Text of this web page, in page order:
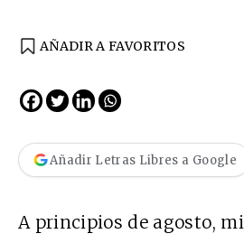
AÑADIR A FAVORITOS
Añadir Letras Libres a Google
A principios de agosto,